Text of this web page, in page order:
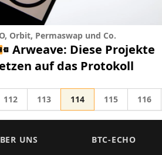
Orbit, Permaswap und Co.
Arweave: Diese Projekte
auf das Protokoll
weggelassen
Gehe zur Seite
112 Gehe zur Seite
113 Gehe zur Seite
114 Gehe zur Seite
115 Gehe
116
UNS BTC-ECHO